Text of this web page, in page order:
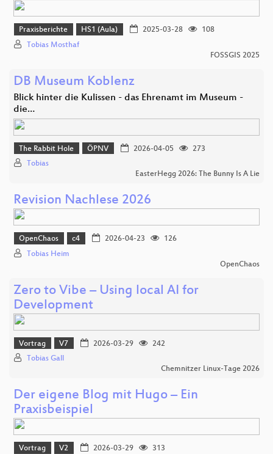
Praxisberichte HS1 (Aula) 2025-03-28
108
Tobias Mosthaf
FOSSGIS 2025
DB Museum Koblenz
Blick hinter die Kulissen - das Ehrenamt im Museum -
die…
The Rabbit Hole ÖPNV 2026-04-05
273
Tobias
EasterHegg 2026: The Bunny Is A Lie
Revision Nachlese 2026
OpenChaos c4 2026-04-23
126
Tobias Heim
OpenChaos
Zero to Vibe – Using local AI for
Development
Vortrag V7 2026-03-29
242
Tobias Gall
Chemnitzer Linux-Tage 2026
Der eigene Blog mit Hugo – Ein
Praxisbeispiel
Vortrag V2 2026-03-29
313